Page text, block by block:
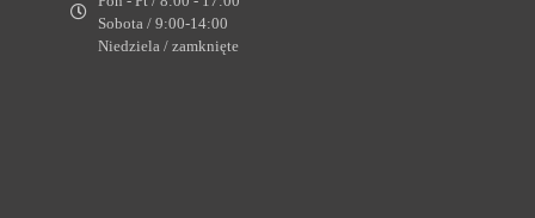
Sobota / 9:00-14:00
Niedziela / zamknięte